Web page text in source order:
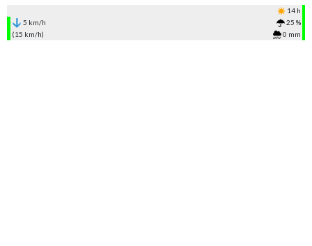
14 h
5 km/h
25 %
(15 km/h)
0 mm